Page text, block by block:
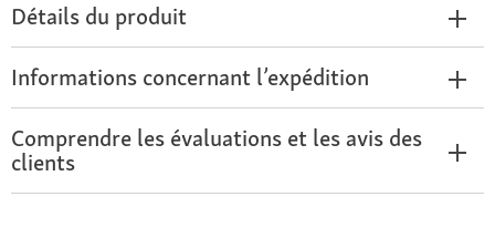
Détails du produit
Informations concernant l’expédition
Comprendre les évaluations et les avis des
clients